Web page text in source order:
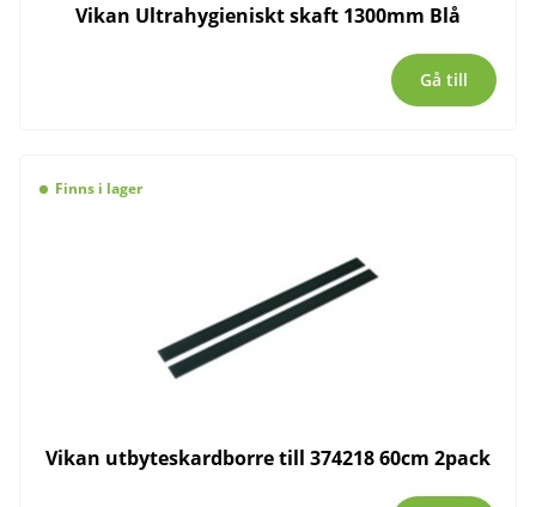
Vikan Ultrahygieniskt skaft 1300mm Blå
Gå till
Finns i lager
Vikan utbyteskardborre till 374218 60cm 2pack